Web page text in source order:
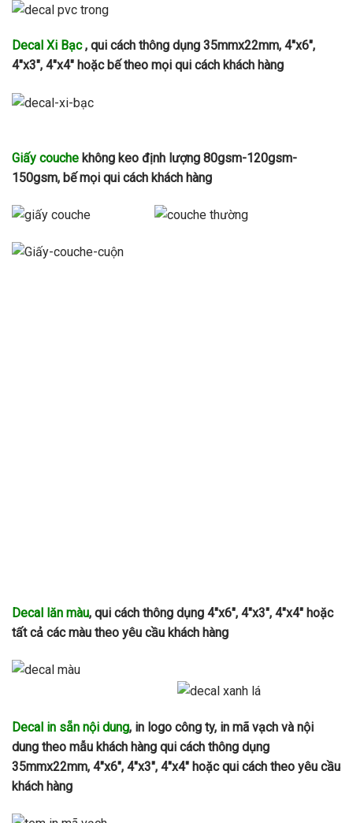
Decal Xi Bạc, qui cách thông dụng 35mmx22mm, 4″x6″,
4″x3″, 4″x4″ hoặc bế theo mọi qui cách khách hàng
Giấy couche không keo định lượng 80gsm-120gsm-
150gsm, bế mọi qui cách khách hàng
Decal lăn màu, qui cách thông dụng 4″x6″, 4″x3″, 4″x4″ hoặc
tất cả các màu theo yêu cầu khách hàng
Decal in sẵn nội dung, in logo công ty, in mã vạch và nội
dung theo mẫu khách hàng qui cách thông dụng
35mmx22mm, 4″x6″, 4″x3″, 4″x4″ hoặc qui cách theo yêu cầu
khách hàng